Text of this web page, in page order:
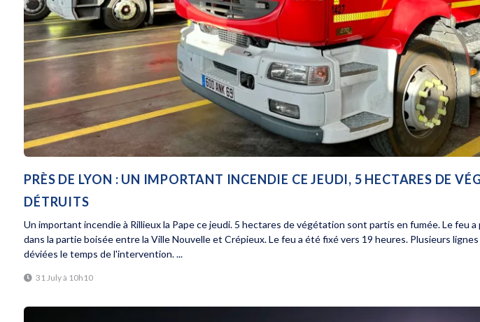
PRÈS DE LYON : UN IMPORTANT INCENDIE CE JEUDI, 5 HECTARES DE
DÉTRUITS
Un important incendie à Rillieux la Pape ce jeudi. 5 hectares de végétation sont partis en fumée. Le feu a
dans la partie boisée entre la Ville Nouvelle et Crépieux. Le feu a été fixé vers 19 heures. Plusieurs
déviées le temps de l'intervention. ...
31 July à 10h10